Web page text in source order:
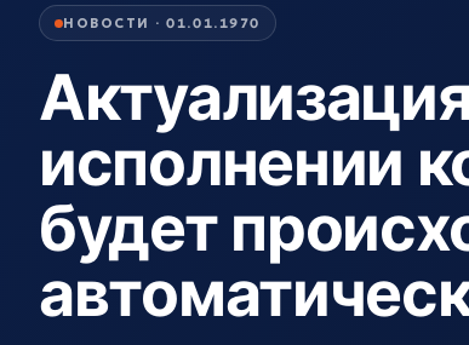
НОВОСТИ · 01.01.1970
исполнении
будет